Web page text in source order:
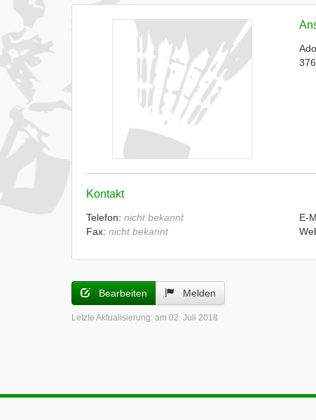
Kontakt
Telefon: nicht bekannt
Fax: nicht bekannt
E-
Bearbeiten Melden
Letzte Aktualisierung: am 02. Juli 2018